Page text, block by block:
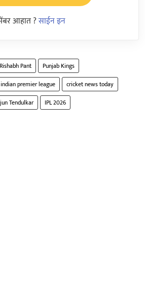
आहात ?साईन इन
Rishabh Pant
Punjab Kings
indian premier league
cricket news today
Tendulkar IPL 2026